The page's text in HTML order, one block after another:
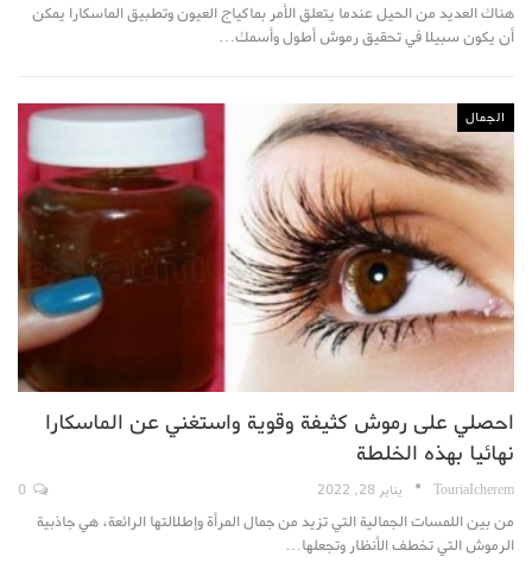
هناك العديد من الحيل عندما يتعلق الأمر بماكياج العيون وتطبيق الماسكارا يمكن
أن يكون سبيلا في تحقيق رموش أطول وأسمك…
الجمال
احصلي على رموش كثيفة وقوية واستغني عن الماسكارا
نهائيا بهذه الخلطة
TouriaIcherem يناير 28, 2022
من بين اللمسات الجمالية التي تزيد من جمال المرأة وإطلالتها الرائعة، هي جاذبية
الرموش التي تخطف الأنظار وتجعلها…